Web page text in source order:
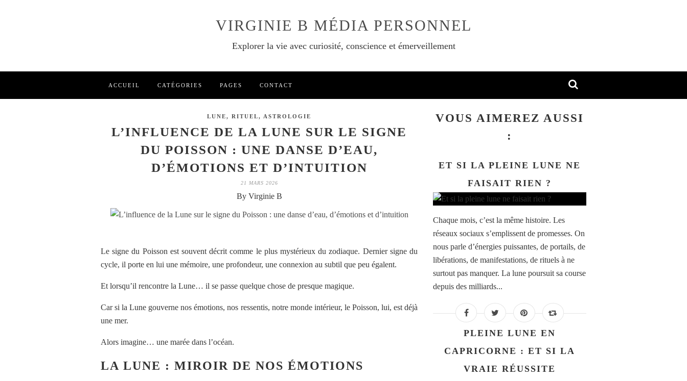
VIRGINIE B MÉDIA PERSONNEL
Explorer la vie avec curiosité, conscience et émerveillement
ACCUEIL CATÉGORIES PAGES CONTACT
LUNE, RITUEL, ASTROLOGIE
L’INFLUENCE DE LA LUNE SUR LE SIGNE
DU POISSON : UNE DANSE D’EAU,
D’ÉMOTIONS ET D’INTUITION
21 MARS 2026
By Virginie B
Le signe du Poisson est souvent décrit comme le plus mystérieux du zodiaque. Dernier signe du
cycle, il porte en lui une mémoire, une profondeur, une connexion au subtil que peu égalent.
Et lorsqu’il rencontre la Lune… il se passe quelque chose de presque magique.
Car si la Lune gouverne nos émotions, nos ressentis, notre monde intérieur, le Poisson, lui, est déjà
une mer.
Alors imagine… une marée dans l’océan.
LA LUNE : MIROIR DE NOS ÉMOTIONS
VOUS AIMEREZ AUSSI
:
ET SI LA PLEINE LUNE NE
FAISAIT RIEN ?
Chaque mois, c’est la même histoire. Les
réseaux sociaux s’emplissent de promesses. On
nous parle d’énergies puissantes, de portails, de
libérations, de manifestations, de rituels à ne
surtout pas manquer. La lune poursuit sa course
depuis des milliards...
PLEINE LUNE EN
CAPRICORNE : ET SI LA
VRAIE RÉUSSITE